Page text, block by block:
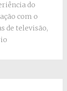
do
com o
de televisão,